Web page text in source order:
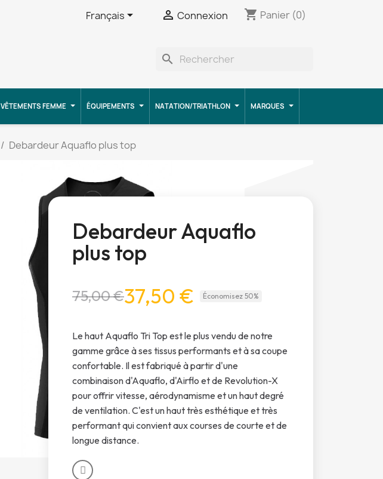
Français  Connexion shopping_cart Panier (0)
search
VÊTEMENTS FEMME ÉQUIPEMENTS NATATION/TRIATHLON MARQUES
Debardeur Aquaflo plus top
Debardeur Aquaflo
plus top
75,00 €37,50 € Économisez 50%
Le haut Aquaflo Tri Top est le plus vendu de notre
gamme grâce à ses tissus performants et à sa coupe
confortable. Il est fabriqué à partir d'une
combinaison d'Aquaflo, d'Airflo et de Revolution-X
pour offrir vitesse, aérodynamisme et un haut degré
de ventilation. C'est un haut très esthétique et très
performant qui convient aux courses de courte et de
longue distance.